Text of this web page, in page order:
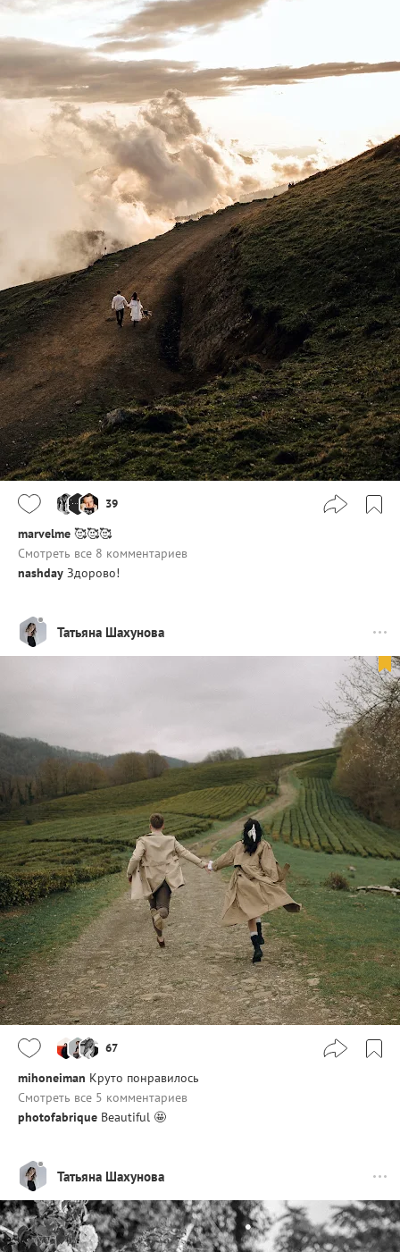
39
marvelme 🥰🥰🥰
Смотреть все 8 комментариев
nashday Здорово!
Татьяна Шахунова
67
mihoneiman Круто понравилось
Смотреть все 5 комментариев
photofabrique Beautiful 🤩
Татьяна Шахунова